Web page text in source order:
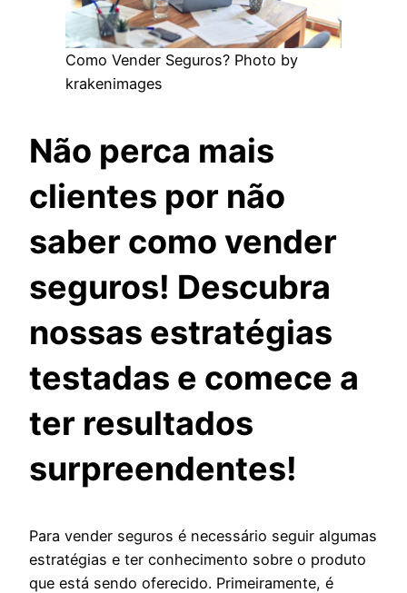
Como Vender Seguros? Photo by
krakenimages
Não perca mais
clientes por não
saber como vender
seguros! Descubra
nossas estratégias
testadas e comece a
ter resultados
surpreendentes!
Para vender seguros é necessário seguir algumas
estratégias e ter conhecimento sobre o produto
que está sendo oferecido. Primeiramente, é